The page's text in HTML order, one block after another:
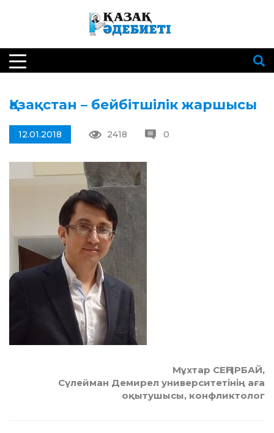
Қазақстан – бейбітшілік жаршысы
12.01.2018 2418 0
Мұхтар СЕҢГІРБАЙ,
Сүлейман Демирел университетінің аға
оқытушысы, конфликтолог